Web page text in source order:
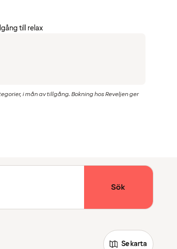
till relax
i mån av tillgång. Bokning hos Reveljen ger
Sök
Se karta